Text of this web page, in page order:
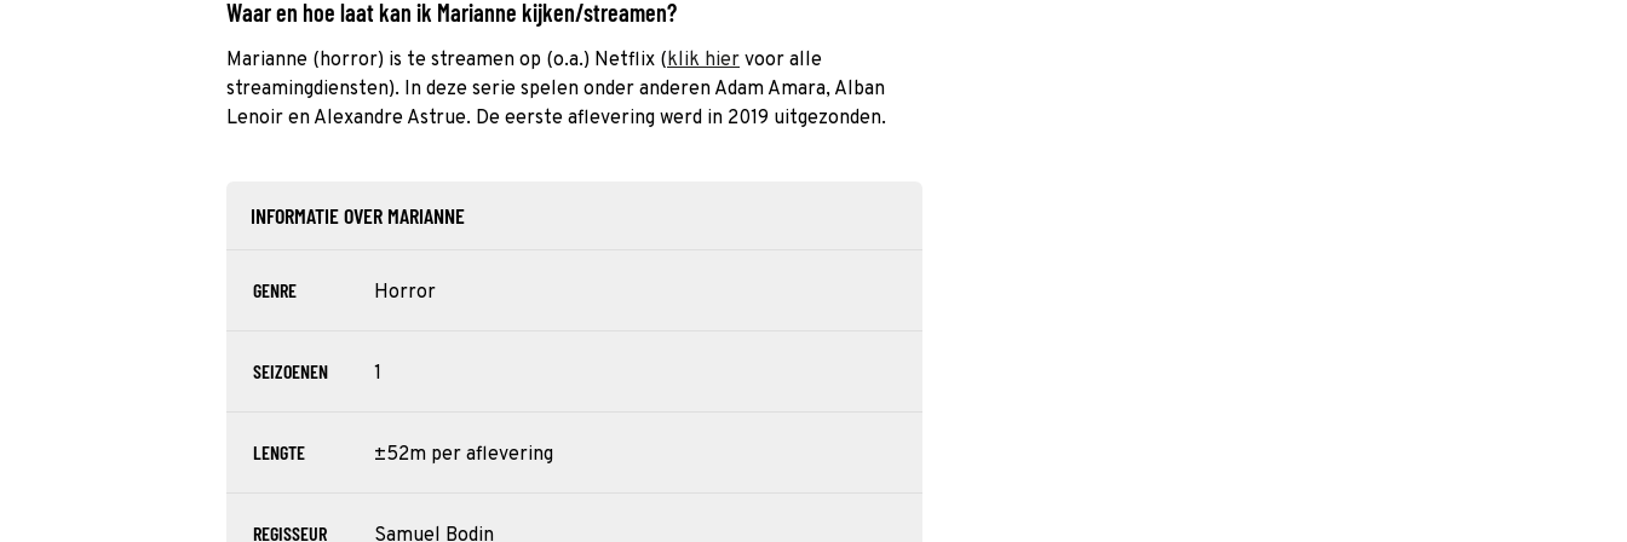
Waar en hoe laat kan ik Marianne kijken/streamen?
Marianne (horror) is te streamen op (o.a.) Netflix (klik hier voor alle
streamingdiensten). In deze serie spelen onder anderen Adam Amara, Alban
Lenoir en Alexandre Astrue. De eerste aflevering werd in 2019 uitgezonden.
INFORMATIE OVER MARIANNE
GENRE Horror
SEIZOENEN 1
LENGTE ±52m per aflevering
REGISSEUR Samuel Bodin